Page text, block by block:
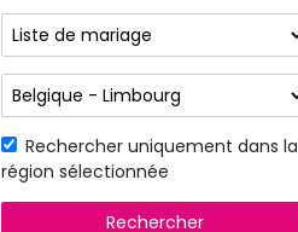
Rechercher uniquement dans la
région sélectionnée
Rechercher